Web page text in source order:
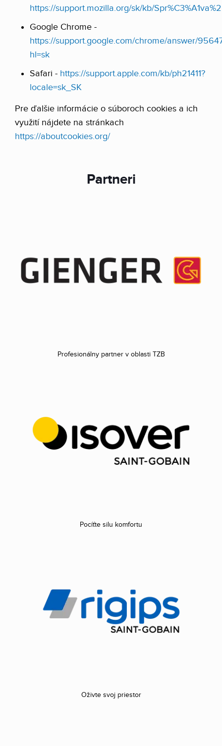
https://support.mozilla.org/sk/kb/
Google Chrome -
https://support.google.com/chrome/answer/
hl=sk
Safari - https://support.apple.com/kb/ph21411?
locale=sk_SK
Pre ďalšie informácie o súboroch cookies a ich
využití nájdete na stránkach
https://aboutcookies.org/
Partneri
Profesionálny partner v oblasti TZB
Pocíťte silu komfortu
Oživte svoj priestor